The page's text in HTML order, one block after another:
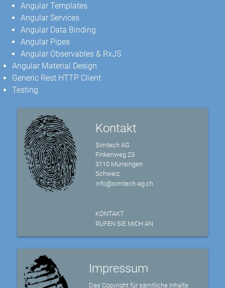
Angular Templates
Angular Services
Angular Data Binding
Angular Pipes
Angular Observables & RxJS
Angular Material Design
Generic Rest HTTP Client
Testing
Kontakt
Simtech AG
Finkenweg 23
3110 Münsingen
Schweiz
info@simtech-ag.ch
KONTAKT
RUFEN SIE MICH AN
Impressum
Das Copyright für sämtliche Inhalte